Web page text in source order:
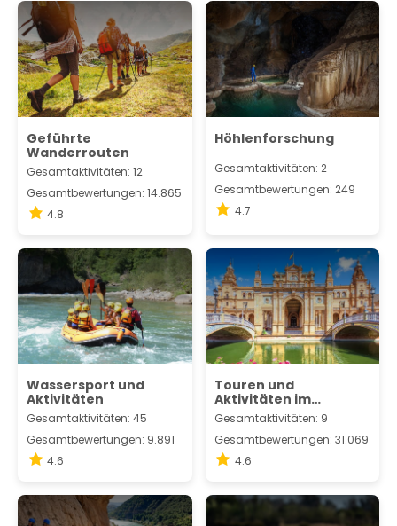
Geführte
Wanderrouten
Gesamtaktivitäten: 12
Gesamtbewertungen: 14.865
4.8
Höhlenforschung
Gesamtaktivitäten: 2
Gesamtbewertungen: 249
4.7
Wassersport und
Aktivitäten
Gesamtaktivitäten: 45
Gesamtbewertungen: 9.891
4.6
Touren und
Aktivitäten im
Komplettpaket
Gesamtaktivitäten: 9
Gesamtbewertungen: 31.069
4.6